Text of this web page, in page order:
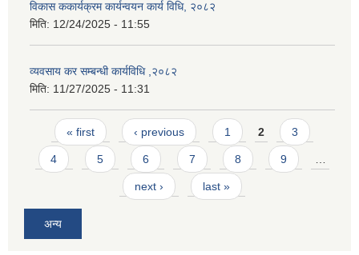
विकास ककार्यक्रम कार्यन्वयन कार्य विधि, २०८२
मिति: 12/24/2025 - 11:55
व्यवसाय कर सम्बन्धी कार्यविधि ,२०८२
मिति: 11/27/2025 - 11:31
Pages
« first ‹ previous 1 2 3
4 5 6 7 8 9
next › last »
अन्य